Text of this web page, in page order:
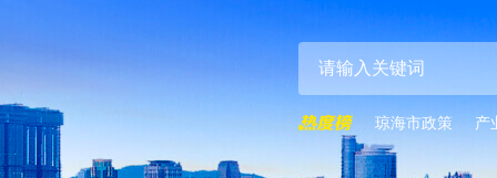
琼海市政策 产